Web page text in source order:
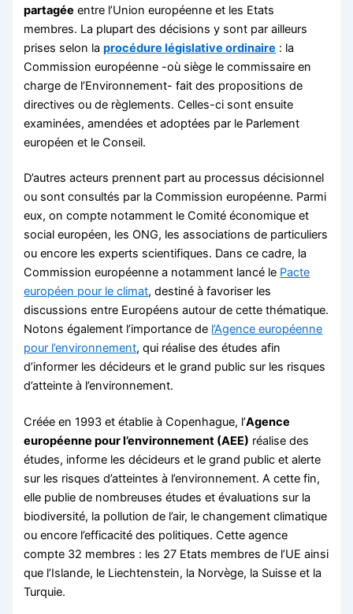
partagée entre l’Union européenne et les Etats
membres. La plupart des décisions y sont par ailleurs
prises selon laprocédure législative ordinaire : la
Commission européenne -où siège le commissaire en
charge de l’Environnement- fait des propositions de
directives ou de règlements. Celles-ci sont ensuite
examinées, amendées et adoptées par le Parlement
européen et le Conseil.
D’autres acteurs prennent part au processus décisionnel
ou sont consultés par la Commission européenne. Parmi
eux, on compte notamment le Comité économique et
social européen, les ONG, les associations de particuliers
ou encore les experts scientifiques. Dans ce cadre, la
Commission européenne a notamment lancé le Pacte
européen pour le climat, destiné à favoriser les
discussions entre Européens autour de cette thématique.
Notons également l’importance de l’Agence européenne
pour l’environnement, qui réalise des études afin
d’informer les décideurs et le grand public sur les risques
d’atteinte à l’environnement.
Créée en 1993 et établie à Copenhague, l’Agence
européenne pour l’environnement (AEE) réalise des
études, informe les décideurs et le grand public et alerte
sur les risques d’atteintes à l’environnement. A cette fin,
elle publie de nombreuses études et évaluations sur la
biodiversité, la pollution de l’air, le changement climatique
ou encore l’efficacité des politiques. Cette agence
compte 32 membres : les 27 Etats membres de l’UE ainsi
que l’Islande, le Liechtenstein, la Norvège, la Suisse et la
Turquie.